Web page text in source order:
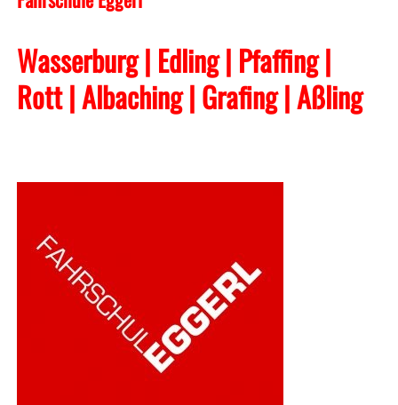
Wasserburg | Edling | Pfaffing |
Rott | Albaching| Grafing| Aßling